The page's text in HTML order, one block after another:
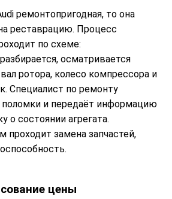
ремонтопригодная, то она
реставрацию. Процесс
по схеме:
осматривается
ротора, колесо компрессора и
Специалист по ремонту
поломки и передаёт информацию
о состоянии агрегата.
замена запчастей,
цены